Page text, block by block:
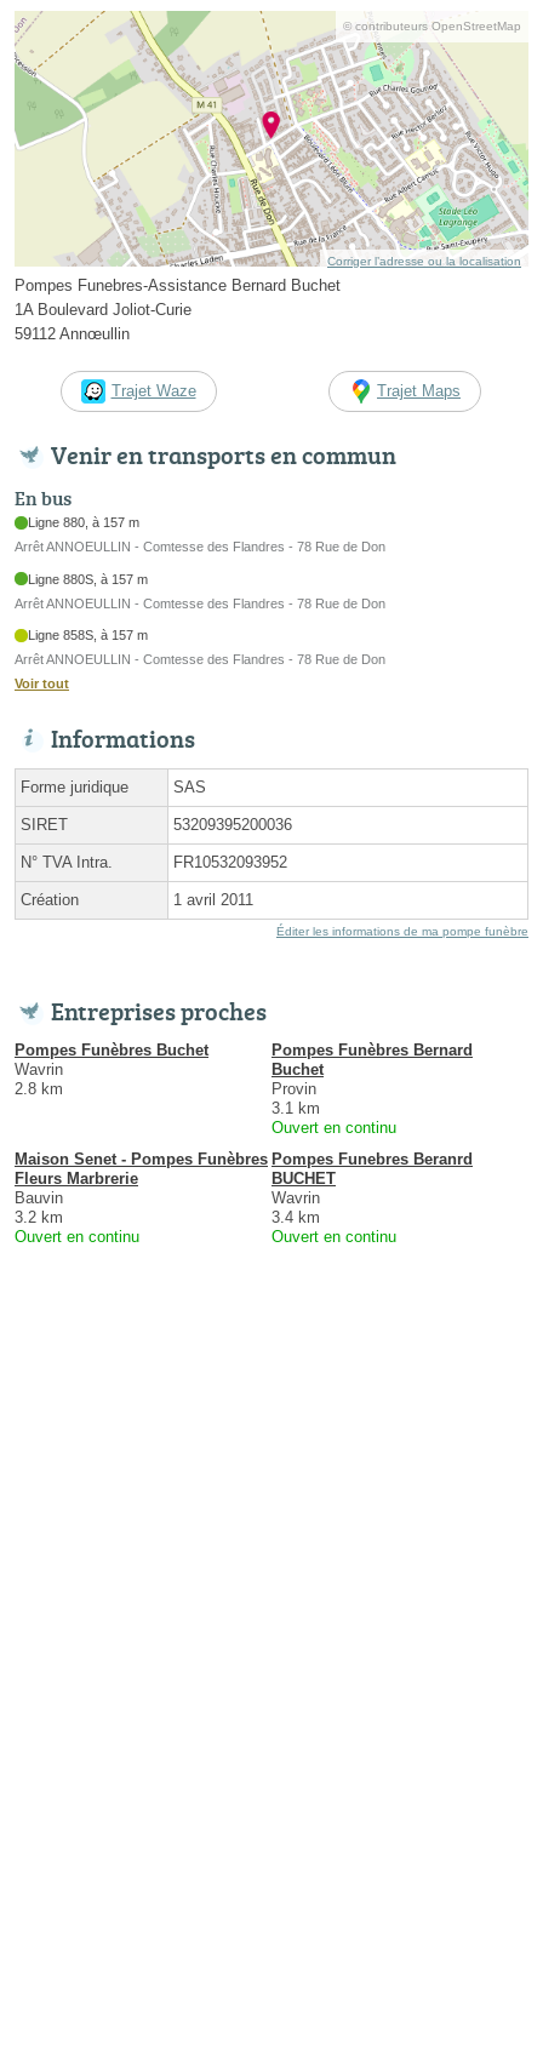
© contributeurs OpenStreetMap
Corriger l’adresse ou la localisation
Pompes Funebres-Assistance Bernard Buchet
1A Boulevard Joliot-Curie
59112 Annœullin
Trajet Waze Trajet Maps
Venir en transports en commun
En bus
Ligne 880, à 157 m
Arrêt ANNOEULLIN - Comtesse des Flandres - 78 Rue de Don
Ligne 880S, à 157 m
Arrêt ANNOEULLIN - Comtesse des Flandres - 78 Rue de Don
Ligne 858S, à 157 m
Arrêt ANNOEULLIN - Comtesse des Flandres - 78 Rue de Don
Voir tout
Informations
Forme juridique SAS
SIRET 53209395200036
N° TVA Intra. FR10532093952
Création 1 avril 2011
Éditer les informations de ma pompe funèbre
Entreprises proches
Pompes Funèbres Buchet
Wavrin
2.8 km
Pompes Funèbres Bernard
Buchet
Provin
3.1 km
Ouvert en continu
Maison Senet - Pompes Funèbres
Fleurs Marbrerie
Bauvin
3.2 km
Ouvert en continu
Pompes Funebres Beranrd
BUCHET
Wavrin
3.4 km
Ouvert en continu